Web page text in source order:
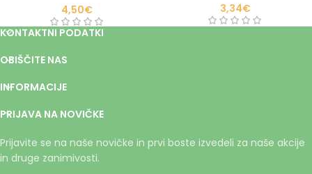
4,50€
3,34€
KONTAKTNI PODATKI
OBIŠČITE NAS
INFORMACIJE
PRIJAVA NA NOVIČKE
Prijavite se na naše novičke in prvi boste izvedeli za naše akcije
in druge zanimivosti.